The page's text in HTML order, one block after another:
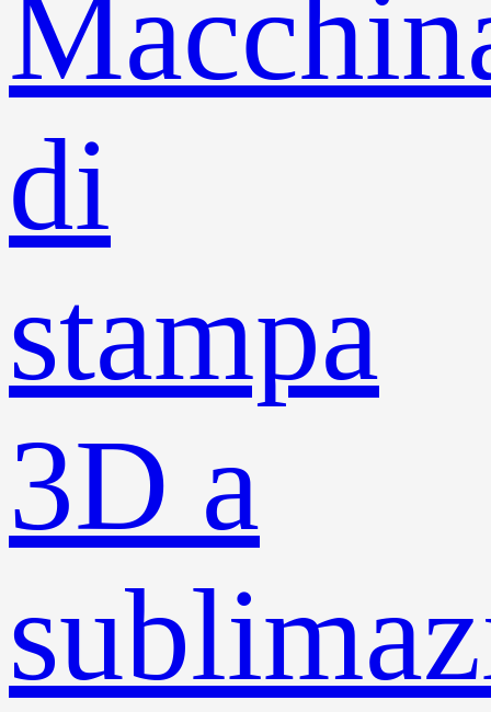
di
stampa
3D a